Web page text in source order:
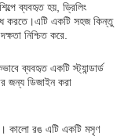
ব্যবহৃত হয়, ড্রিলিং
করতে।এটি একটি সহজ কিন্তু
নিশ্চিত করে.
ব্যবহৃত একটি স্ট্যান্ডার্ড
জন্য ডিজাইন করা
কালো রঙ এটি একটি মসৃণ